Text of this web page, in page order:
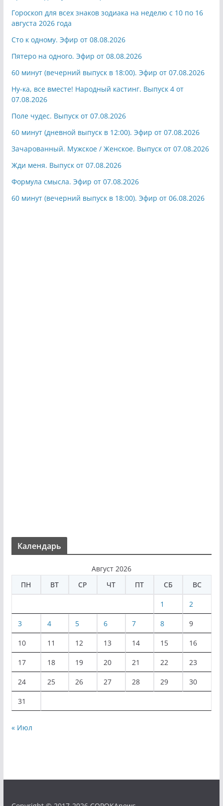
Гороскоп для всех знаков зодиака на неделю с 10 по 16
августа 2026 года
Сто к одному. Эфир от 08.08.2026
Пятеро на одного. Эфир от 08.08.2026
60 минут (вечерний выпуск в 18:00). Эфир от 07.08.2026
Ну-ка, все вместе! Народный кастинг. Выпуск 4 от
07.08.2026
Поле чудес. Выпуск от 07.08.2026
60 минут (дневной выпуск в 12:00). Эфир от 07.08.2026
Зачарованный. Мужское / Женское. Выпуск от 07.08.2026
Жди меня. Выпуск от 07.08.2026
Формула смысла. Эфир от 07.08.2026
60 минут (вечерний выпуск в 18:00). Эфир от 06.08.2026
Календарь
Август 2026
ПН
ВТ СР ЧТ ПТ СБ ВС
1 2
3 4 5 6 7 8 9
10 11 12 13 14 15 16
17 18 19 20 21 22 23
24 25 26 27 28 29 30
31
« Июл